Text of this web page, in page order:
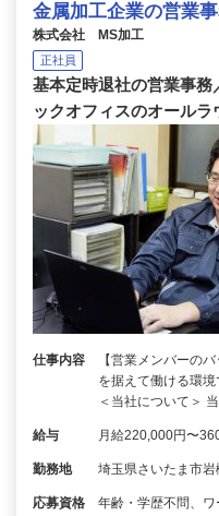
金属加工企業の営業
株式会社 MS加工
正社員
基本定時退社の営業事
ックオフィスのオールラ
仕事内容
【営業メンバーの
を据えて働ける環
＜当社について＞
給与 月給220,000円〜
勤務地 埼玉県さいたま市
応募資格 年齢・学歴不問、